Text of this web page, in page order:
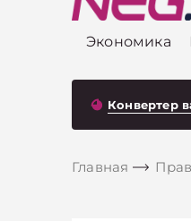
Экономика
Конвертер
Главная